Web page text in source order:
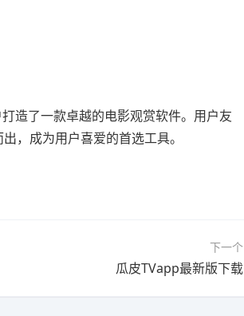
造了一款卓越的电影观赏软件。用户友
出，成为用户喜爱的首选工具。
下一个
瓜皮TVapp最新版下载